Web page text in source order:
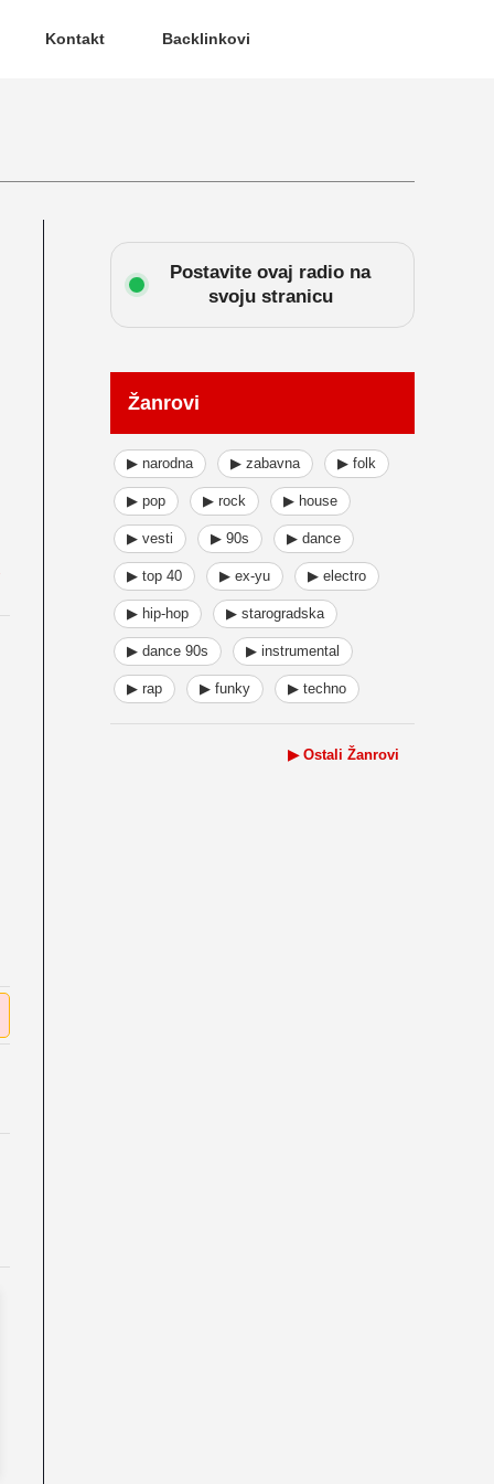
Kontakt Backlinkovi
Postavite ovaj radio na
svoju stranicu
Žanrovi
▶ narodna ▶ zabavna ▶ folk
▶ pop ▶ rock ▶ house
▶ vesti ▶ 90s ▶ dance
▶ top 40 ▶ ex-yu ▶ electro
▶ hip-hop ▶ starogradska
▶ dance 90s ▶ instrumental
▶ rap ▶ funky ▶ techno
▶ Ostali Žanrovi